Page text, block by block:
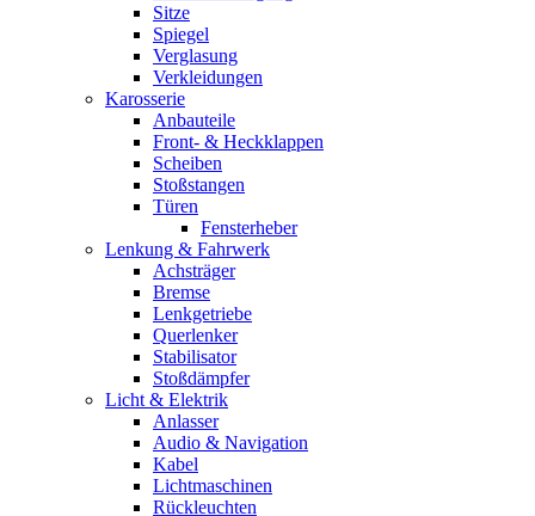
Sitze
Spiegel
Verglasung
Verkleidungen
Karosserie
Anbauteile
Front- & Heckklappen
Scheiben
Stoßstangen
Türen
Fensterheber
Lenkung & Fahrwerk
Achsträger
Bremse
Lenkgetriebe
Querlenker
Stabilisator
Stoßdämpfer
Licht & Elektrik
Anlasser
Audio & Navigation
Kabel
Lichtmaschinen
Rückleuchten